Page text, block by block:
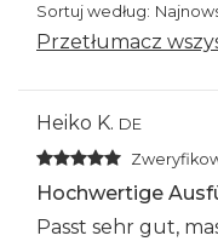
Sortuj według:
Przetłumacz
Heiko K. DE
Hochwertige
Passt sehr gut,